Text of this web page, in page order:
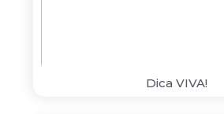
Dica VIVA!